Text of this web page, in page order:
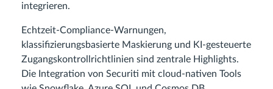
integrieren.
Echtzeit-Compliance-Warnungen,
klassifizierungsbasierte Maskierung und KI-gesteuerte
Zugangskontrollrichtlinien sind zentrale Highlights.
Die Integration von Securiti mit cloud-nativen Tools